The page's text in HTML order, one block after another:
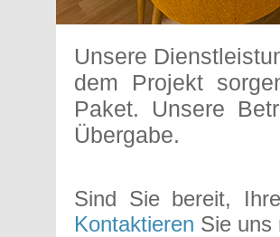
Unsere
dem Projekt
Paket. Unsere
Übergabe.
Sind Sie bereit,
Kontaktieren Sie uns